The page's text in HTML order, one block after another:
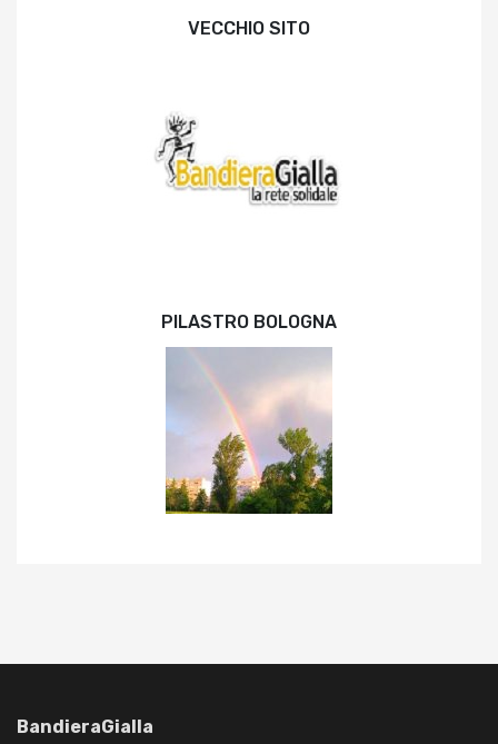
VECCHIO SITO
PILASTRO BOLOGNA
BandieraGialla